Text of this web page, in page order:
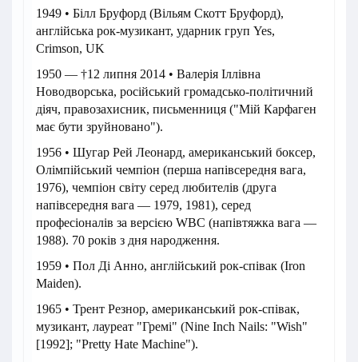
1949 • Білл Бруфорд (Вільям Скотт Бруфорд),
англійська рок-музикант, ударник груп Yes,
Crimson, UK
1950 — †12 липня 2014 • Валерія Іллівна
Новодворська, російський громадсько-політичний
діяч, правозахисник, письменниця ("Мій Карфаген
має бути зруйновано").
1956 • Шугар Рей Леонард, американський боксер,
Олімпійський чемпіон (перша напівсередня вага,
1976), чемпіон світу серед любителів (друга
напівсередня вага — 1979, 1981), серед
професіоналів за версією WBC (напівтяжка вага —
1988). 70 років з дня народження.
1959 • Пол Ді Анно, англійський рок-співак (Iron
Maiden).
1965 • Трент Резнор, американський рок-співак,
музикант, лауреат "Гремі" (Nine Inch Nails: "Wish"
[1992]; "Pretty Hate Machine").